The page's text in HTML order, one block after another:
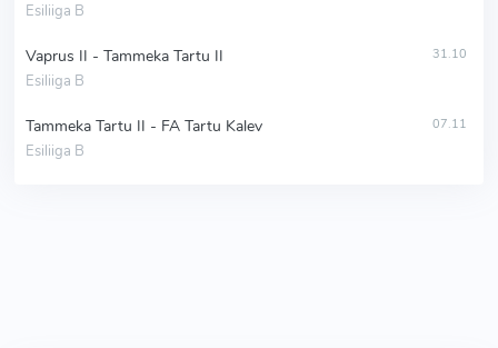
Esiliiga B
Vaprus II - Tammeka Tartu II
Esiliiga B
31.10
Tammeka Tartu II - FA Tartu Kalev
Esiliiga B
07.11